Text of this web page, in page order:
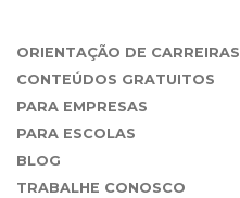
ORIENTAÇÃO DE CARREIRAS
CONTEÚDOS GRATUITOS
PARA EMPRESAS
PARA ESCOLAS
BLOG
TRABALHE CONOSCO